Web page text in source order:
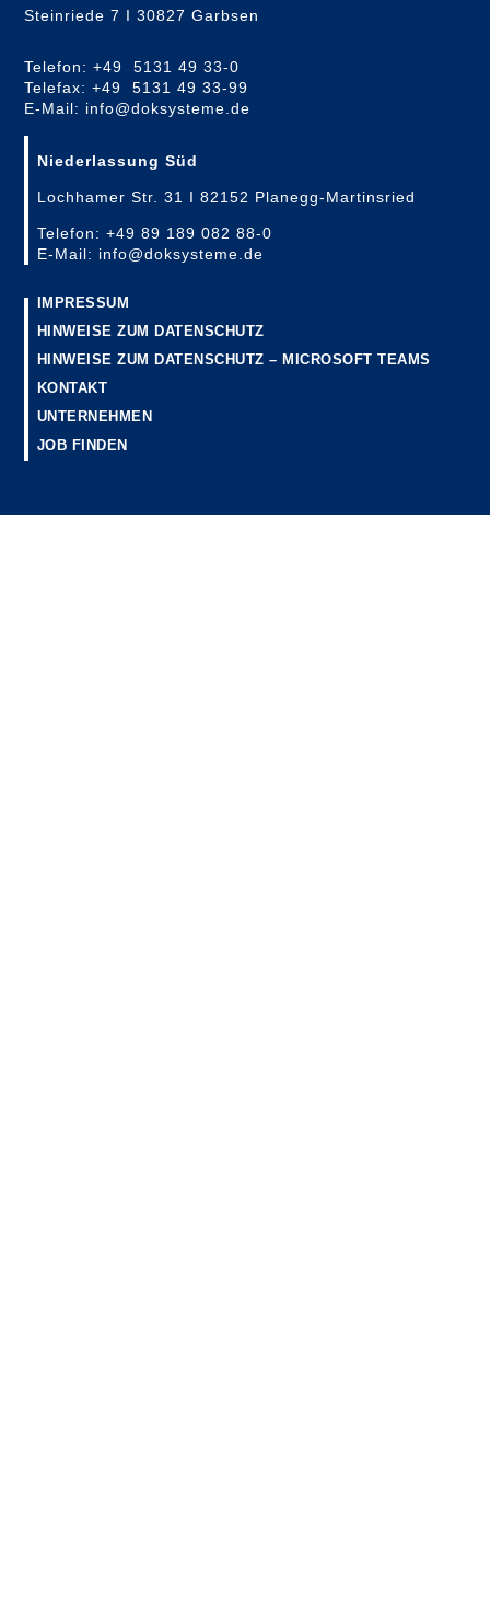
Steinriede 7 I 30827 Garbsen
Telefon: +49 5131 49 33-0
Telefax: +49 5131 49 33-99
E-Mail: info@doksysteme.de
Niederlassung Süd
Lochhamer Str. 31 I 82152 Planegg-Martinsried
Telefon: +49 89 189 082 88-0
E-Mail: info@doksysteme.de
IMPRESSUM
HINWEISE ZUM DATENSCHUTZ
HINWEISE ZUM DATENSCHUTZ – MICROSOFT TEAMS
KONTAKT
UNTERNEHMEN
JOB FINDEN